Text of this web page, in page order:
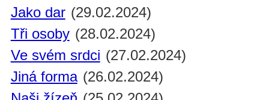
Jako dar (29.02.2024)
Tři osoby (28.02.2024)
Ve svém srdci (27.02.2024)
Jiná forma (26.02.2024)